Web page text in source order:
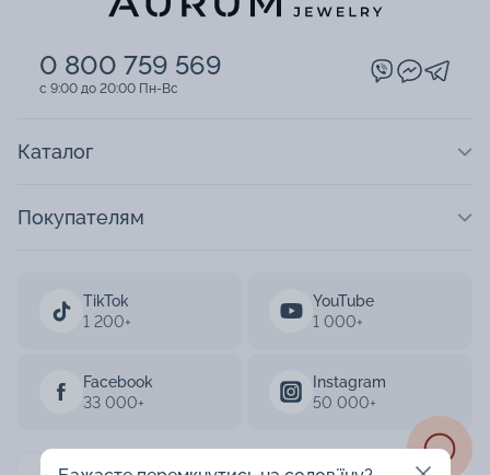
0 800 759 569
c 9:00 до 20:00 Пн-Вс
TikTok
1 200+
YouTube
1 000+
Facebook
33 000+
Instagram
50 000+
Каталог
Покупателям